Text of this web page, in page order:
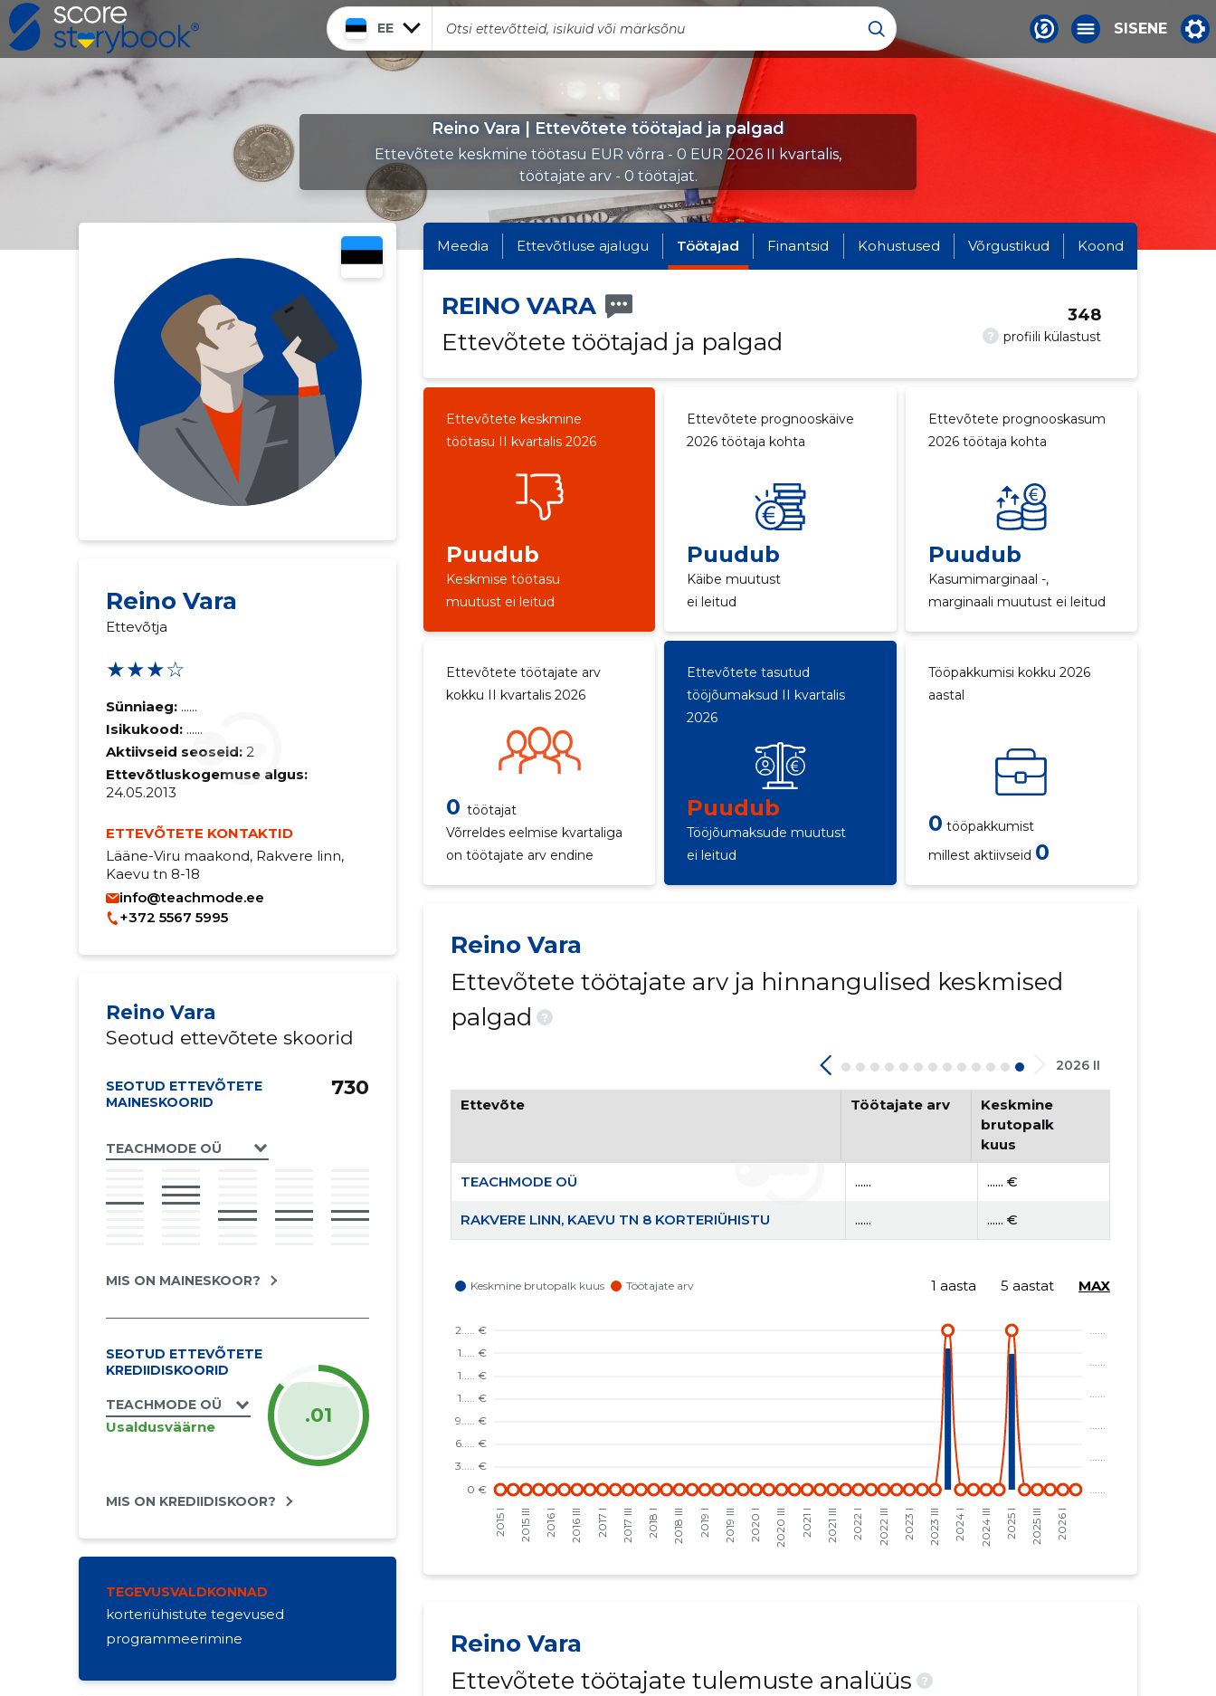
EE SISENE
Reino Vara | Ettevõtete töötajad ja palgad
Ettevõtete keskmine töötasu EUR võrra - 0 EUR 2026 II kvartalis,
töötajate arv - 0 töötajat.
Reino Vara
Ettevõtja
★★★☆
Sünniaeg: ......
Isikukood: ......
Aktiivseid seoseid: 2
Ettevõtluskogemuse algus:
24.05.2013
ETTEVÕTETE KONTAKTID
Lääne-Viru maakond, Rakvere linn,
Kaevu tn 8-18
info@teachmode.ee
+372 5567 5995
Reino Vara
Seotud ettevõtete skoorid
SEOTUD ETTEVÕTETE
MAINESKOORID
TEACHMODE OÜ
730
MIS ON MAINESKOOR?
SEOTUD ETTEVÕTETE
KREDIIDISKOORID
TEACHMODE OÜ
Usaldusväärne .01
MIS ON KREDIIDISKOOR?
TEGEVUSVALDKONNAD
korteriühistute tegevused
programmeerimine
Meedia Ettevõtluse ajalugu Töötajad Finantsid Kohustused Võrgustikud Koond
REINO VARA
Ettevõtete töötajad ja palgad
? profiili külastust
348
Ettevõtete keskmine
töötasu II kvartalis 2026
Puudub
Keskmise töötasu
muutust ei leitud
Ettevõtete prognooskäive
2026 töötaja kohta
Puudub
Käibe muutust
ei leitud
Ettevõtete prognooskasum
2026 töötaja kohta
Puudub
Kasumimarginaal -,
marginaali muutust ei leitud
Ettevõtete töötajate arv
kokku II kvartalis 2026
0 töötajat
Võrreldes eelmise kvartaliga
on töötajate arv endine
Ettevõtete tasutud
tööjõumaksud II kvartalis
2026
Puudub
Tööjõumaksude muutust
ei leitud
Tööpakkumisi kokku 2026
aastal
0 tööpakkumist
millest aktiivseid 0
Reino Vara
Ettevõtete töötajate arv ja hinnangulised keskmised
palgad
?
2026 II
Ettevõte Töötajate arv
Keskmine
brutopalk
kuus
TEACHMODE OÜ ...... ...... €
RAKVERE LINN, KAEVU TN 8 KORTERIÜHISTU ...... ...... €
1 aasta 5 aastat MAX
Reino Vara
Ettevõtete töötajate tulemuste analüüs
?